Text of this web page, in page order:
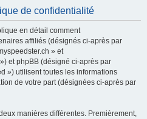
de confidentialité
en détail comment
affiliés (désignés ci-après par
» et
et phpBB (désigné ci-après par
») utilisent toutes les informations
de votre part (désignées ci-après par
manières différentes. Premièrement,